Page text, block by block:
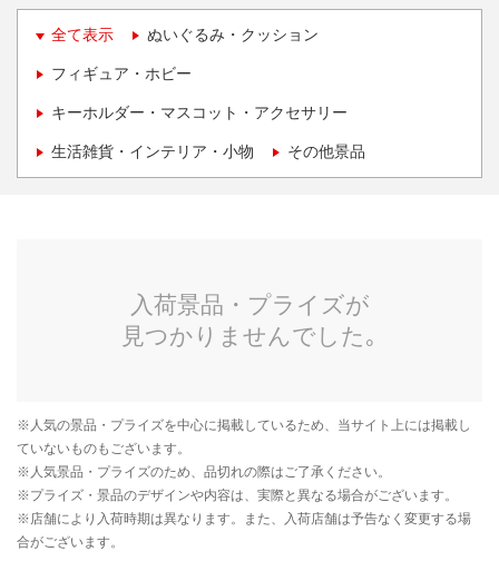
全て表示 ぬいぐるみ・クッション
フィギュア・ホビー
キーホルダー・マスコット・アクセサリー
生活雑貨・インテリア・小物 その他景品